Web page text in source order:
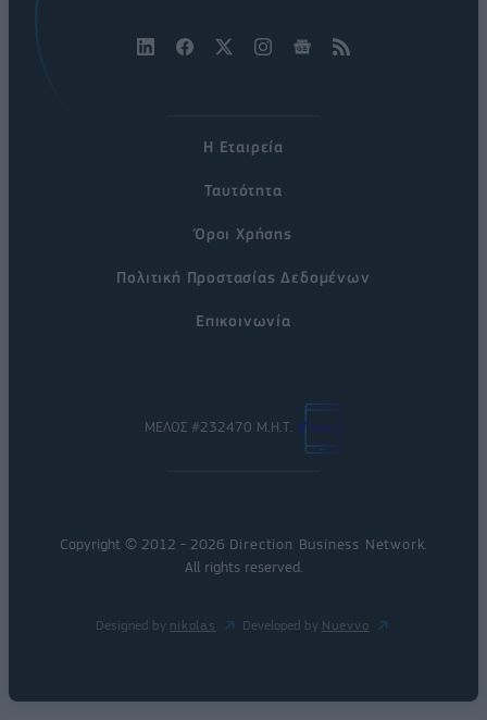
Η Εταιρεία
Ταυτότητα
Όροι Χρήσης
Πολιτική Προστασίας Δεδομένων
Επικοινωνία
ΜΕΛΟΣ #232470 Μ.Η.Τ.
Copyright © 2012 - 2026 Direction Business Network
All rights reserved.
Designed by nikolas Developed by Nuevvo